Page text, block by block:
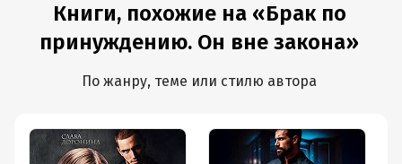
Книги, похожие на «Брак по
принуждению. Он вне закона»
По жанру, теме или стилю автора